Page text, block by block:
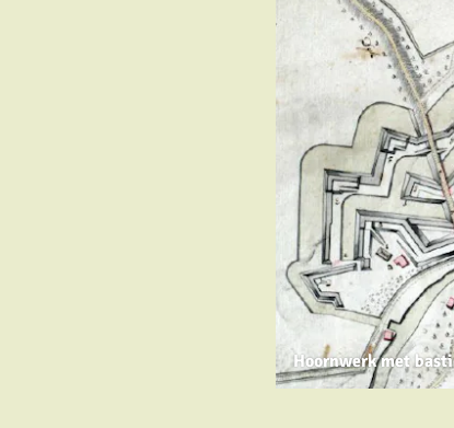
Hoornwerk met